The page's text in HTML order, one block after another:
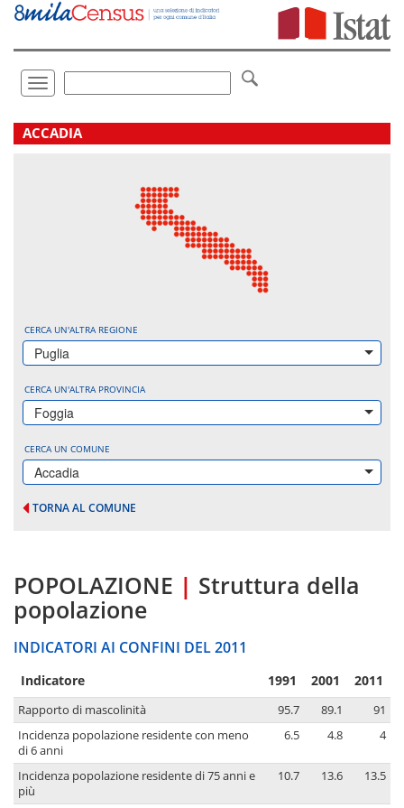
Vai
direttamente
Toggle
navigation
.
ACCADIA
CERCA UN'ALTRA REGIONE
Puglia
CERCA UN'ALTRA PROVINCIA
Foggia
CERCA UN COMUNE
Accadia
TORNA AL COMUNE
POPOLAZIONE | Struttura della
popolazione
INDICATORI AI CONFINI DEL 2011
Indicatore 1991 2001 2011
Rapporto di mascolinità 95.7 89.1
91
Incidenza popolazione residente con meno
di 6 anni
6.5 4.8 4
Incidenza popolazione residente di 75 anni e
più
10.7 13.6 13.5